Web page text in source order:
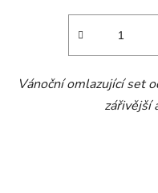
Vánoční omlazující set
zářivější